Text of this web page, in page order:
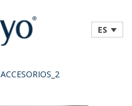
ES
ACCESORIOS_2